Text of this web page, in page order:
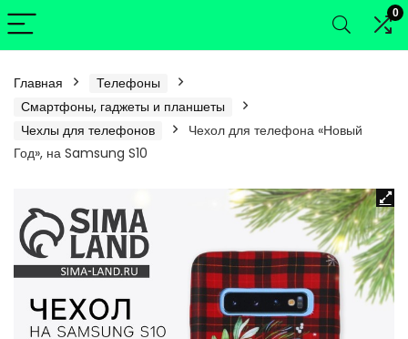
0
Главная
Телефоны
Смартфоны, гаджеты и планшеты
Чехлы для телефонов
Чехол для телефона «Новый
Год», на Samsung S10